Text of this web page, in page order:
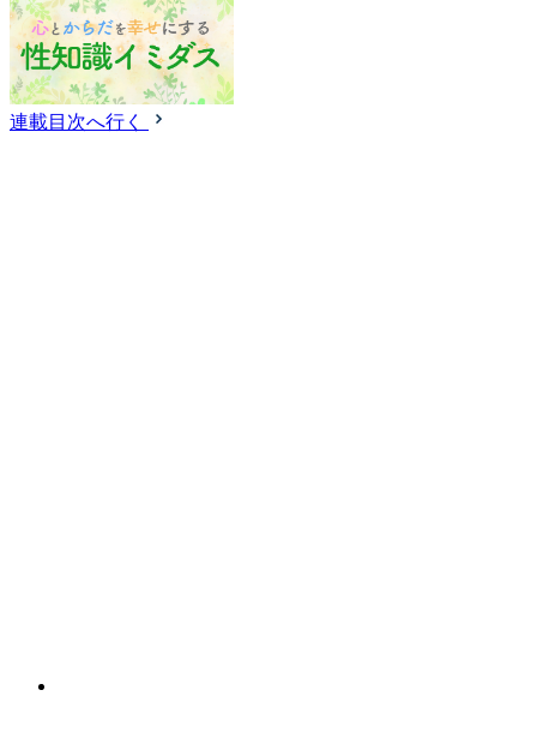
連載目次へ行く